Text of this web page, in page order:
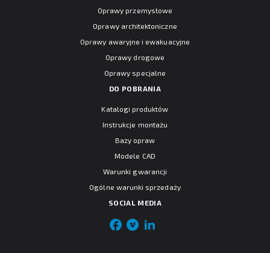
Oprawy przemysłowe
Oprawy architektoniczne
Oprawy awaryjne i ewakuacyjne
Oprawy drogowe
Oprawy specjalne
DO POBRANIA
Katalogi produktów
Instrukcje montażu
Bazy opraw
Modele CAD
Warunki gwarancji
Ogólne warunki sprzedaży
SOCIAL MEDIA